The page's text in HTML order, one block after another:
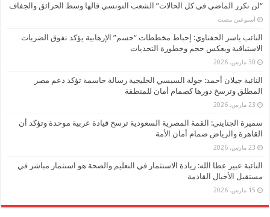
“لن نكرر الماضي في كل الحالات” الشعب التونسي قالها وسط الحرائق والجفاف
‏أسبوعين مضت
النائب ياسر الحفناوي: إحباط مخططات “حسم” الإرهابية يؤكد تفوق الضربات
الاستباقية ويعكس حجم وخطورة التحديات
30 مارس، 2026
النائبة جيلان أحمد: جولة السيسي الخليجية رسالة حاسمة تؤكد دعم مصر
المطلق وترسخ دورها كصمام أمان للمنطقة
23 مارس، 2026
سميرة الجنايني: القمة المصرية السعودية ترسخ قيادة عربية موحدة وتؤكد أن
القاهرة والرياض صمام أمان الأمة
23 مارس، 2026
النائبة عبير عطا الله: زيادة الاستثمار في التعليم والصحة هو استثمار مباشر في
مستقبل الأجيال القادمة
15 مارس، 2026